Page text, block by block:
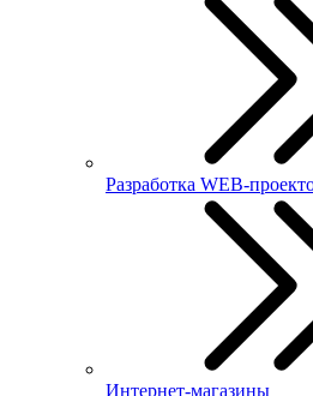
Разработка WEB-
Интернет-магазины